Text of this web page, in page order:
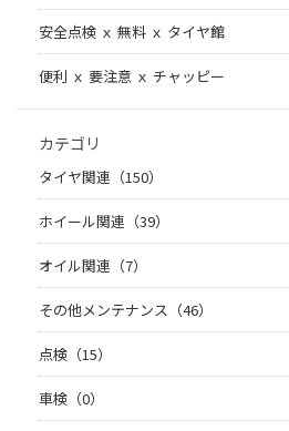
安全点検 ｘ 無料 ｘ タイヤ館
便利 ｘ 要注意 ｘ チャッピー
カテゴリ
タイヤ関連（150）
ホイール関連（39）
オイル関連（7）
その他メンテナンス（46）
点検（15）
車検（0）